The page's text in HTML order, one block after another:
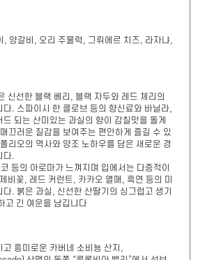
, 양갈비, 오리 주물럭, 그뤼에르 치즈, 라자냐,
신선한 블랙 베리, 블랙 자두와 레드 체리의
. 스파이시 한 클로브 등의 향신료와 바닐라,
되는 산미있는 과실의 향이 감칠맛을 돌게
끄러운 질감을 보여주는 편안하게 즐길 수 있
리오의 역사와 양조 노하우를 담은 새로운 경
다.
등의 아로마가 느껴지며 입에서는 다층적이
비꽃, 레드 커런트, 카카오 열매, 흑연 등의 미
. 붉은 과실, 신선한 산딸기의 싱그럽고 생기
고 긴 여운을 남깁니다
고 흥미로운 카버네 소비뇽 산지,